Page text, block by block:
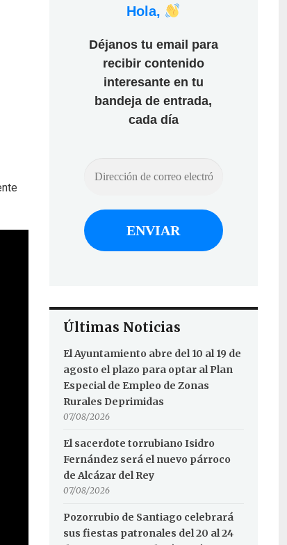
Hola,
Déjanos tu email para
recibir contenido
interesante en tu
bandeja de entrada,
cada día
Últimas Noticias
El Ayuntamiento abre del 10 al 19 de
agosto el plazo para optar al Plan
Especial de Empleo de Zonas
Rurales Deprimidas
07/08/2026
El sacerdote torrubiano Isidro
Fernández será el nuevo párroco
de Alcázar del Rey
07/08/2026
Pozorrubio de Santiago celebrará
sus fiestas patronales del 20 al 24